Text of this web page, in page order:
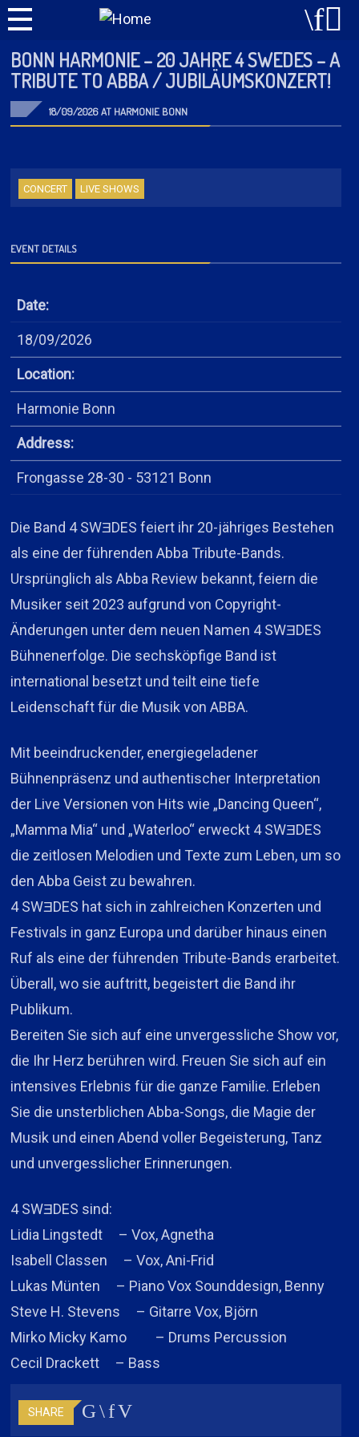
BONN HARMONIE – 20 JAHRE 4 SWEDES – A
TRIBUTE TO ABBA / JUBILÄUMSKONZERT!
18/09/2026 AT HARMONIE BONN
CONCERT LIVE SHOWS
EVENT DETAILS
Date:
18/09/2026
Location:
Harmonie Bonn
Address:
Frongasse 28-30 - 53121 Bonn
Die Band 4 SWƎDES feiert ihr 20-jähriges Bestehen
als eine der führenden Abba Tribute-Bands.
Ursprünglich als Abba Review bekannt, feiern die
Musiker seit 2023 aufgrund von Copyright-
Änderungen unter dem neuen Namen 4 SWƎDES
Bühnenerfolge. Die sechsköpfige Band ist
international besetzt und teilt eine tiefe
Leidenschaft für die Musik von ABBA.
Mit beeindruckender, energiegeladener
Bühnenpräsenz und authentischer Interpretation
der Live Versionen von Hits wie „Dancing Queen“,
„Mamma Mia“ und „Waterloo“ erweckt 4 SWƎDES
die zeitlosen Melodien und Texte zum Leben, um so
den Abba Geist zu bewahren.
4 SWƎDES hat sich in zahlreichen Konzerten und
Festivals in ganz Europa und darüber hinaus einen
Ruf als eine der führenden Tribute-Bands erarbeitet.
Überall, wo sie auftritt, begeistert die Band ihr
Publikum.
Bereiten Sie sich auf eine unvergessliche Show vor,
die Ihr Herz berühren wird. Freuen Sie sich auf ein
intensives Erlebnis für die ganze Familie. Erleben
Sie die unsterblichen Abba-Songs, die Magie der
Musik und einen Abend voller Begeisterung, Tanz
und unvergesslicher Erinnerungen.
4 SWƎDES sind:
Lidia Lingstedt – Vox, Agnetha
Isabell Classen – Vox, Ani-Frid
Lukas Münten – Piano Vox Sounddesign, Benny
Steve H. Stevens – Gitarre Vox, Björn
Mirko Micky Kamo – Drums Percussion
Cecil Drackett – Bass
SHARE